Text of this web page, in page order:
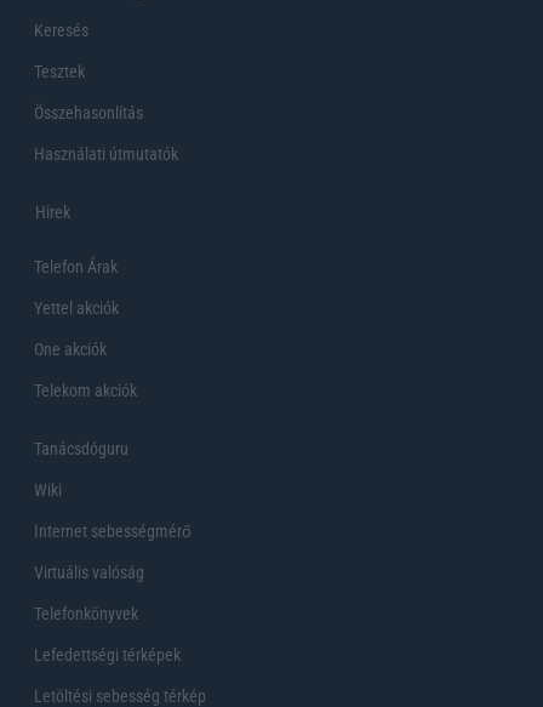
Keresés
Tesztek
Összehasonlítás
Használati útmutatók
Hirek
Telefon Árak
Yettel akciók
One akciók
Telekom akciók
Tanácsdóguru
Wiki
Internet sebességmérő
Virtuális valóság
Telefonkönyvek
Lefedettségi térképek
Letöltési sebesség térkép